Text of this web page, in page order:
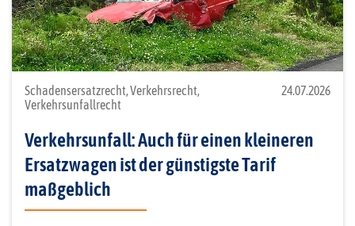
Schadensersatzrecht, Verkehrsrecht,
Verkehrsunfallrecht
24.07.2026
Verkehrsunfall: Auch für einen kleineren
Ersatzwagen ist der günstigste Tarif
maßgeblich